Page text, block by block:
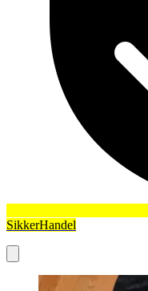
SikkerHandel